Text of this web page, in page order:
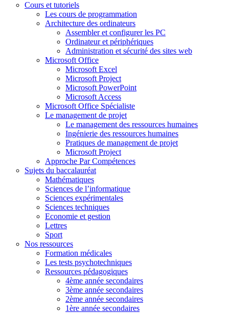
Cours et tutoriels
Les cours de programmation
Architecture des ordinateurs
Assembler et configurer les PC
Ordinateur et périphériques
Administration et sécurité des sites web
Microsoft Office
Microsoft Excel
Microsoft Project
Microsoft PowerPoint
Microsoft Access
Microsoft Office Spécialiste
Le management de projet
Le management des ressources humaines
Ingénierie des ressources humaines
Pratiques de management de projet
Microsoft Project
Approche Par Compétences
Sujets du baccalauréat
Mathématiques
Sciences de l’informatique
Sciences expérimentales
Sciences techniques
Economie et gestion
Lettres
Sport
Nos ressources
Formation médicales
Les tests psychotechniques
Ressources pédagogiques
4ème année secondaires
3ème année secondaires
2ème année secondaires
1ère année secondaires